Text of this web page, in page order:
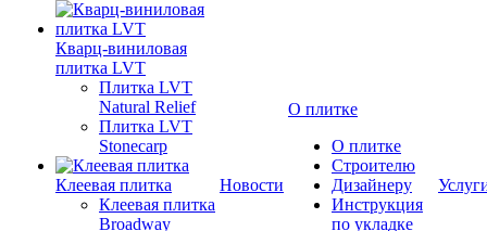
Кварц-виниловая
плитка LVT
Плитка LVT
Natural Relief
Плитка LVT
Stonecarp
Клеевая плитка
Клеевая плитка
Broadway
Новости
О плитке
О плитке
Строителю
Дизайнеру
Инструкция
по укладке